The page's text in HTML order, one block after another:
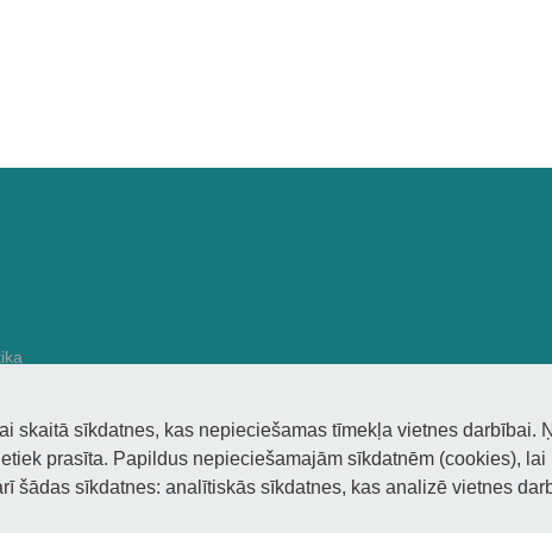
skaitā sīkdatnes, kas nepieciešamas tīmekļa vietnes
prasīta. Papildus nepieciešamajām sīkdatnēm (cookies),
šādas sīkdatnes: analītiskās sīkdatnes, kas analizē vietnes